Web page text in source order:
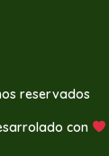
reservados
con